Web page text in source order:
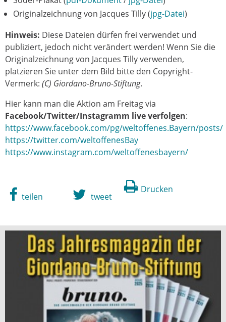
Originalzeichnung von Jacques Tilly (jpg-Datei)
Hinweis: Diese Dateien dürfen frei verwendet und
publiziert, jedoch nicht verändert werden! Wenn Sie die
Originalzeichnung von Jacques Tilly verwenden,
platzieren Sie unter dem Bild bitte den Copyright-
Vermerk: (C) Giordano-Bruno-Stiftung.
Hier kann man die Aktion am Freitag via
Facebook/Twitter/Instagramm live verfolgen:
https://www.facebook.com/pg/weltoffenes.Bayern/posts/
https://twitter.com/weltoffenesBay
https://www.instagram.com/weltoffenesbayern/
Drucken
teilen tweet